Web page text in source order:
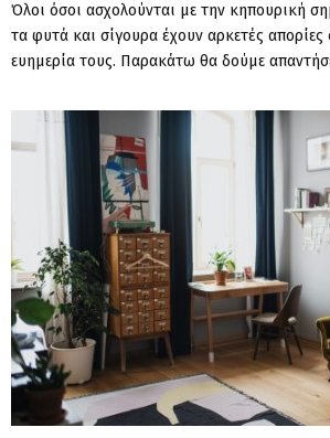
Όλοι όσοι ασχολούνται με την κηπουρική
τα φυτά και σίγουρα έχουν αρκετές απορίες
ευημερία τους. Παρακάτω θα δούμε